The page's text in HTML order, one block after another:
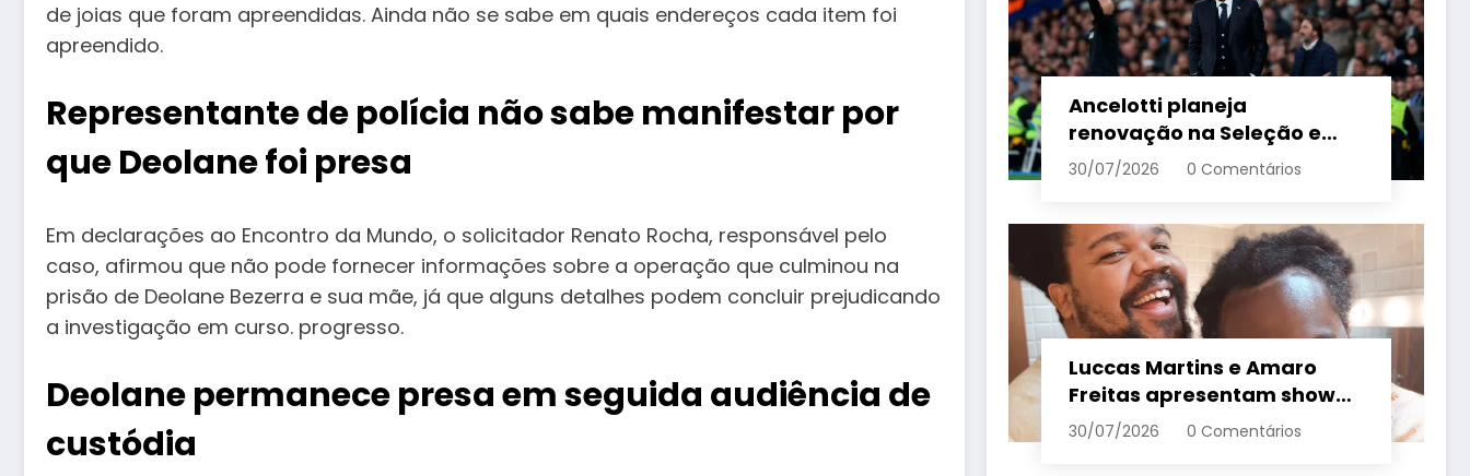
de joias que foram apreendidas. Ainda não se sabe em quais endereços cada item foi
apreendido.
Representante de polícia não sabe manifestar por
que Deolane foi presa
Em declarações ao Encontro da Mundo, o solicitador Renato Rocha, responsável pelo
caso, afirmou que não pode fornecer informações sobre a operação que culminou na
prisão de Deolane Bezerra e sua mãe, já que alguns detalhes podem concluir prejudicando
a investigação em curso. progresso.
Deolane permanece presa em seguida audiência de
custódia
Ancelotti planeja
renovação na Seleção e
menciona termo de ciclo
30/07/2026 0 Comentários
Luccas Martins e Amaro
Freitas apresentam show
inédito e gratuito em
30/07/2026 0 Comentários